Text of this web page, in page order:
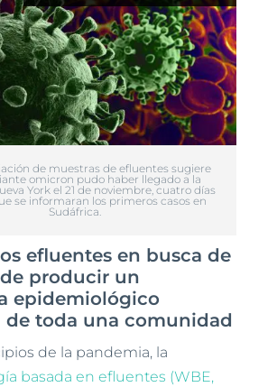
de muestras de efluentes sugiere
omicron pudo haber llegado a la
York el 21 de noviembre, cuatro días
se informaran los primeros casos en
Sudáfrica.
efluentes en busca de
producir un
epidemiológico
de toda una comunidad
de la pandemia, la
basada en efluentes (WBE,